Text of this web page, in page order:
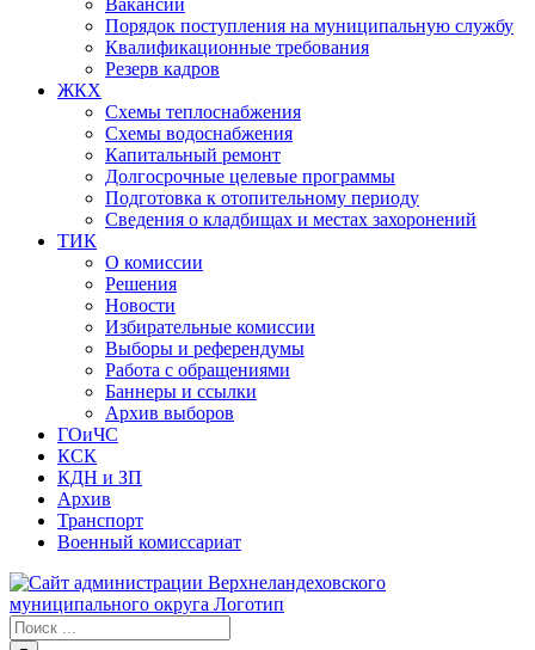
Вакансии
Порядок поступления на муниципальную службу
Квалификационные требования
Резерв кадров
ЖКХ
Схемы теплоснабжения
Схемы водоснабжения
Капитальный ремонт
Долгосрочные целевые программы
Подготовка к отопительному периоду
Сведения о кладбищах и местах захоронений
ТИК
О комиссии
Решения
Новости
Избирательные комиссии
Выборы и референдумы
Работа с обращениями
Баннеры и ссылки
Архив выборов
ГОиЧС
КСК
КДН и ЗП
Архив
Транспорт
Военный комиссариат
Результат
поиска: